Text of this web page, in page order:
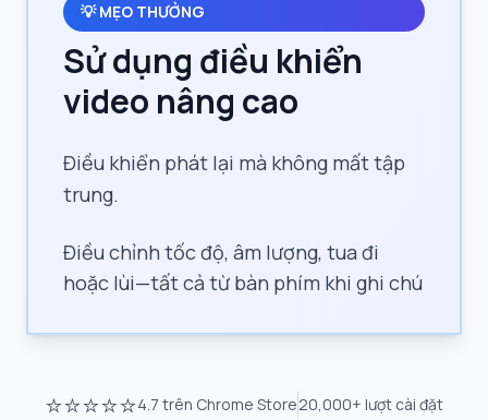
💡MẸO THƯỞNG
Sử dụng điều khiển
video nâng cao
Điều khiển phát lại mà không mất tập
trung.
Điều chỉnh tốc độ, âm lượng, tua đi
hoặc lùi—tất cả từ bàn phím khi ghi chú
⭐⭐⭐⭐⭐4.7 trên Chrome Store20,000+ lượt cài đặt